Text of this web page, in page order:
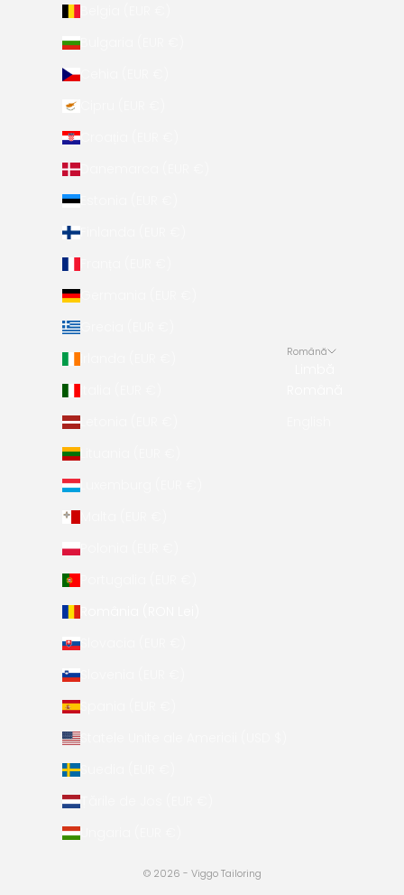
Belgia (EUR €)
Bulgaria (EUR €)
Cehia (EUR €)
Croația (EUR €)
Danemarca (EUR €)
Estonia (EUR €)
Finlanda (EUR €)
Franța (EUR €)
Germania (EUR €)
Grecia (EUR €)
Irlanda (EUR €)
Italia (EUR €)
Letonia (EUR €)
Lituania (EUR €)
Luxemburg (EUR €)
Malta (EUR €)
Polonia (EUR €)
Portugalia (EUR €)
România (RON Lei)
Slovacia (EUR €)
Slovenia (EUR €)
Spania (EUR €)
Statele Unite ale Americii (USD $)
Suedia (EUR €)
Țările de Jos (EUR €)
Ungaria (EUR €)
Română
© 2026 - Viggo Tailoring